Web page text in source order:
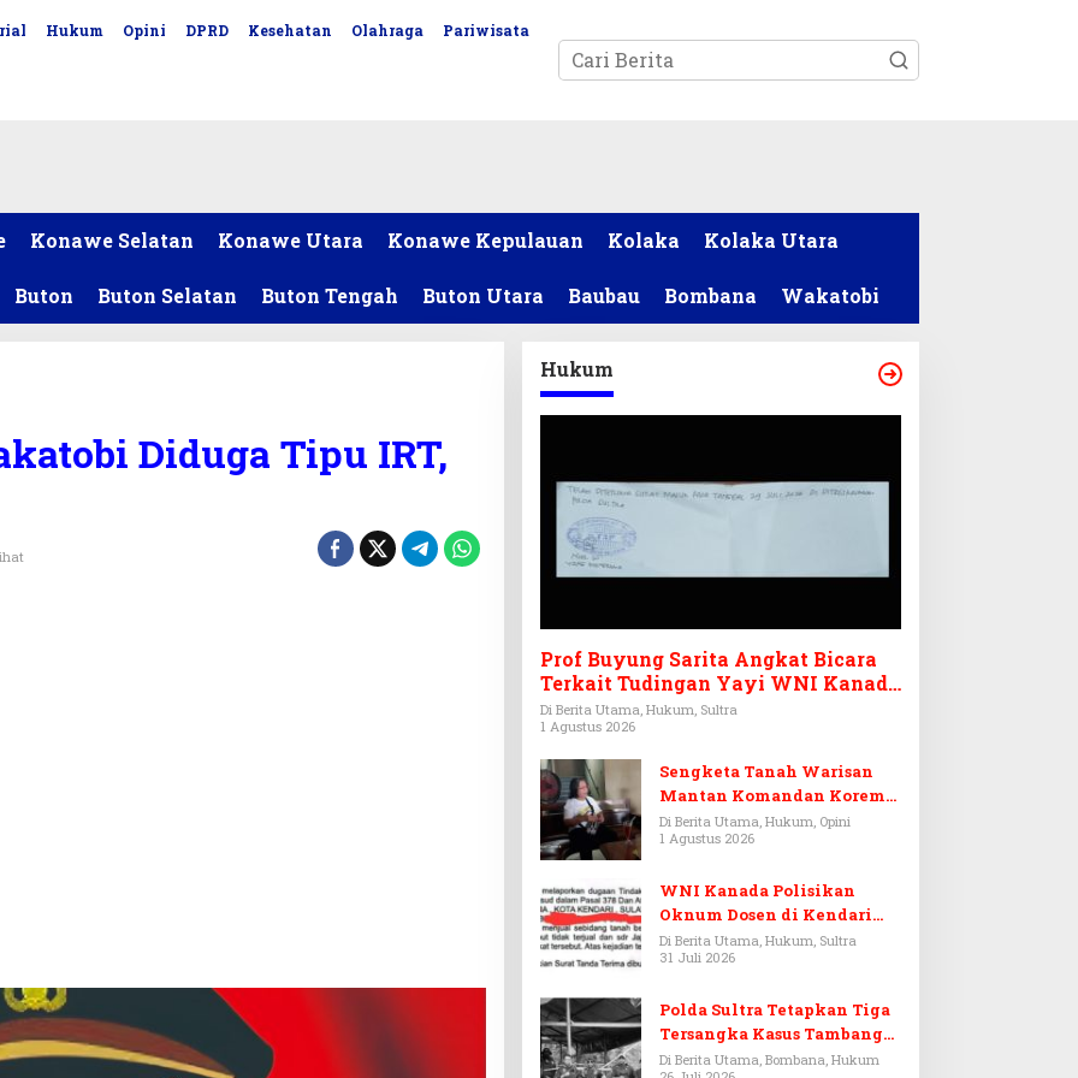
Hukum Opini DPRD Kesehatan Olahraga Pariwisata
Konawe Selatan Konawe Utara Konawe Kepulauan Kolaka Kolaka Utara
Buton Buton Selatan Buton Tengah Buton Utara Baubau Bombana Wakatobi
Diduga Tipu IRT,
Hukum
Prof Buyung Sarita Angkat Bicara
Terkait Tudingan Yayi WNI Kanada
Ditagih Utang Rp3,6 Miliar
Di Berita Utama, Hukum, Sultra
1 Agustus 2026
Sengketa Tanah Warisan
Mantan Komandan Korem
143/HO, Ketika Warisan
Menjadi Arena Pemerasan
Di Berita Utama, Hukum, Opini
1 Agustus 2026
WNI Kanada Polisikan
Oknum Dosen di Kendari
Terkait Aset Puluhan Miliar
Di Berita Utama, Hukum, Sultra
31 Juli 2026
Polda Sultra Tetapkan Tiga
Tersangka Kasus Tambang
Emas Ilegal di Bombana
Di Berita Utama, Bombana, Hukum